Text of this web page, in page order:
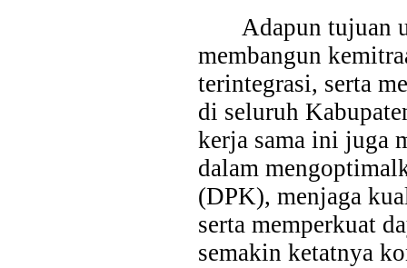
Adapun tujuan
membangun
terintegrasi, serta
di seluruh
kerja sama ini juga
dalam
(DPK), menjaga
serta memperkuat
semakin ketatnya